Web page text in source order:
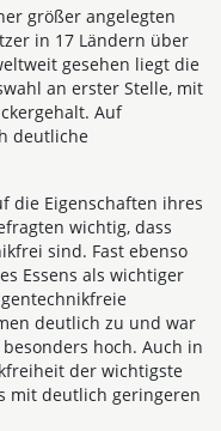
größer angelegten
in 17 Ländern über
gesehen liegt die
an erster Stelle, mit
Auf
deutliche
die Eigenschaften ihres
wichtig, dass
sind. Fast ebenso
Essens als wichtiger
deutlich zu und war
hoch. Auch in
der wichtigste
mit deutlich geringeren